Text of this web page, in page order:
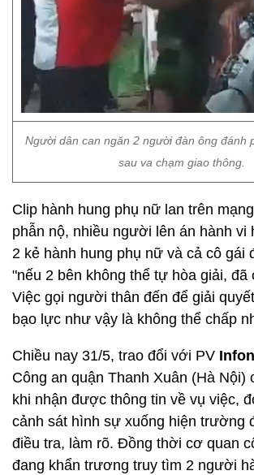
Người dân can ngăn 2 người đàn ông đánh
sau va chạm giao thông.
Clip hành hung phụ nữ lan trên
phẫn nộ, nhiều người lên án hành vi
2 kẻ hành hung phụ nữ và cả cô gái
"nếu 2 bên không thể tự hòa giải, đã
Việc gọi người thân đến để giải
bạo lực như vậy là không thể chấp
Chiều nay 31/5, trao đổi với PV
Công an quận Thanh Xuân (Hà Nội)
khi nhận được thông tin về vụ việc,
cảnh sát hình sự xuống hiện trường
điều tra, làm rõ. Đồng thời cơ quan
đang khẩn trương truy tìm 2 người